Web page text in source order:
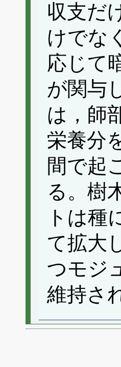
収支だ
けでな
応じて
が関与
は，師
栄養分
間で起
る。樹
トは種
て拡大
つモジ
維持さ